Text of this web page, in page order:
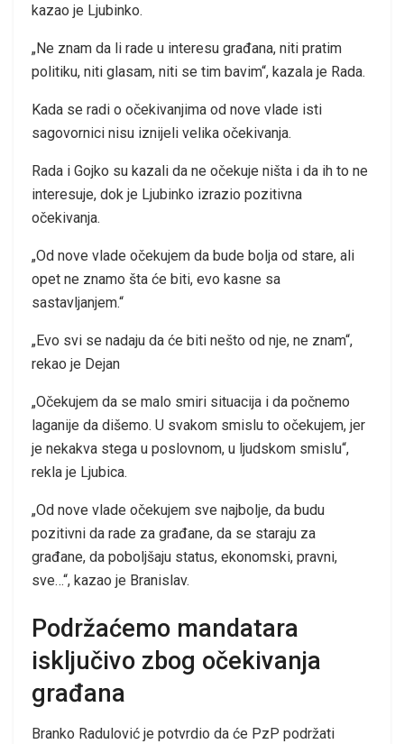
kazao je Ljubinko.
„Ne znam da li rade u interesu građana, niti pratim
politiku, niti glasam, niti se tim bavim“, kazala je Rada.
Kada se radi o očekivanjima od nove vlade isti
sagovornici nisu iznijeli velika očekivanja.
Rada i Gojko su kazali da ne očekuje ništa i da ih to ne
interesuje, dok je Ljubinko izrazio pozitivna
očekivanja.
„Od nove vlade očekujem da bude bolja od stare, ali
opet ne znamo šta će biti, evo kasne sa
sastavljanjem.“
„Evo svi se nadaju da će biti nešto od nje, ne znam“,
rekao je Dejan
„Očekujem da se malo smiri situacija i da počnemo
laganije da dišemo. U svakom smislu to očekujem, jer
je nekakva stega u poslovnom, u ljudskom smislu“,
rekla je Ljubica.
„Od nove vlade očekujem sve najbolje, da budu
pozitivni da rade za građane, da se staraju za
građane, da poboljšaju status, ekonomski, pravni,
sve…“, kazao je Branislav.
Podržaćemo mandatara
isključivo zbog očekivanja
građana
Branko Radulović je potvrdio da će PzP podržati